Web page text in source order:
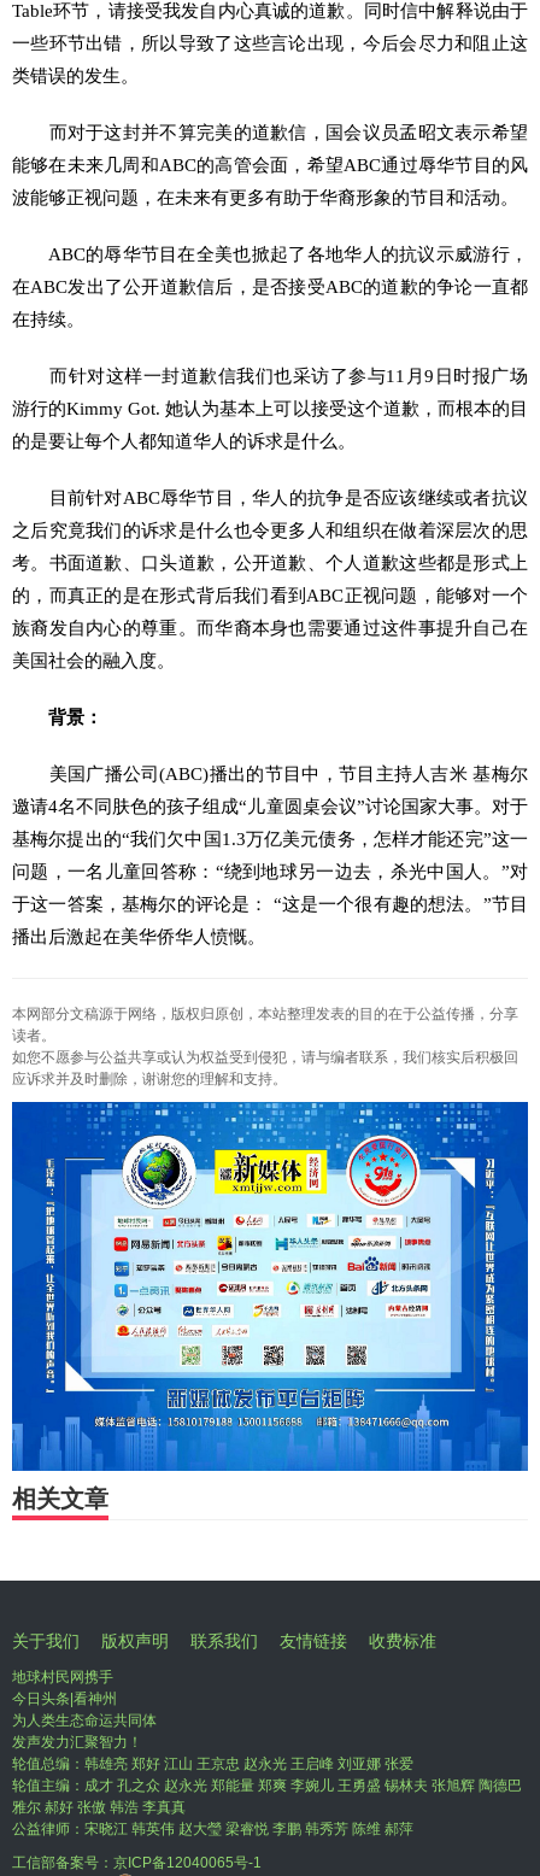
Table环节，请接受我发自内心真诚的道歉。同时信中解释说由于
一些环节出错，所以导致了这些言论出现，今后会尽力和阻止这
类错误的发生。
而对于这封并不算完美的道歉信，国会议员孟昭文表示希望
能够在未来几周和ABC的高管会面，希望ABC通过辱华节目的风
波能够正视问题，在未来有更多有助于华裔形象的节目和活动。
ABC的辱华节目在全美也掀起了各地华人的抗议示威游行，
在ABC发出了公开道歉信后，是否接受ABC的道歉的争论一直都
在持续。
而针对这样一封道歉信我们也采访了参与11月9日时报广场
游行的Kimmy Got. 她认为基本上可以接受这个道歉，而根本的目
的是要让每个人都知道华人的诉求是什么。
目前针对ABC辱华节目，华人的抗争是否应该继续或者抗议
之后究竟我们的诉求是什么也令更多人和组织在做着深层次的思
考。书面道歉、口头道歉，公开道歉、个人道歉这些都是形式上
的，而真正的是在形式背后我们看到ABC正视问题，能够对一个
族裔发自内心的尊重。而华裔本身也需要通过这件事提升自己在
美国社会的融入度。
背景：
美国广播公司(ABC)播出的节目中，节目主持人吉米 基梅尔
邀请4名不同肤色的孩子组成“儿童圆桌会议”讨论国家大事。对于
基梅尔提出的“我们欠中国1.3万亿美元债务，怎样才能还完”这一
问题，一名儿童回答称：“绕到地球另一边去，杀光中国人。”对
于这一答案，基梅尔的评论是： “这是一个很有趣的想法。”节目
播出后激起在美华侨华人愤慨。
本网部分文稿源于网络，版权归原创，本站整理发表的目的在于公益传播，分享
读者。
如您不愿参与公益共享或认为权益受到侵犯，请与编者联系，我们核实后积极回
应诉求并及时删除，谢谢您的理解和支持。
相关文章
关于我们 版权声明 联系我们 友情链接 收费标准
地球村民网携手
今日头条|看神州
为人类生态命运共同体
发声发力汇聚智力！
轮值总编：韩雄亮 郑好 江山 王京忠 赵永光 王启峰 刘亚娜 张爱
轮值主编：成才 孔之众 赵永光 郑能量 郑爽 李婉儿 王勇盛 锡林夫 张旭辉 陶德巴
雅尔 郝好 张傲 韩浩 李真真
公益律师：宋晓江 韩英伟 赵大瑩 梁睿悦 李鹏 韩秀芳 陈维 郝萍
工信部备案号： 京ICP备12040065号-1